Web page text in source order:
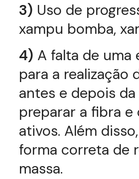
3) Uso de
xampu bomba,
4) A falta de
para a realização
antes e depois
preparar a fibra
ativos. Além
forma correta de
massa.